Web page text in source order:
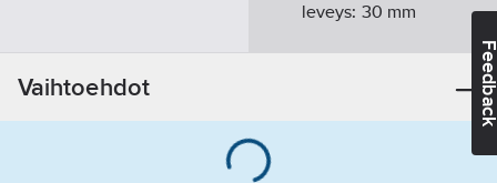
leveys: 30 mm
paksuus:2.0
Vaihtoehdot